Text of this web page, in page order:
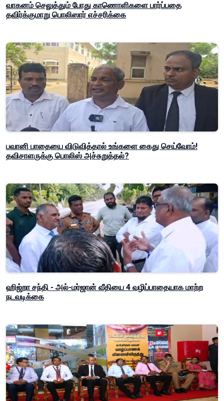
வாகனம் செலுத்தும் போது காணொளிகளை பார்ப்பதை
தவிர்க்குமாறு பொலிஸார் எச்சரிக்கை
பவானி பாதையை விடுவித்தால் உங்களை கைது செய்வோம்!
தவிசாளருக்கு பொலிஸ் அச்சுறுத்தல்?
ஹிஜ்றா சந்தி - அல்-மர்ஜான் வீதியை 4 வழிப்பாதையாக மாற்ற
நடவடிக்கை